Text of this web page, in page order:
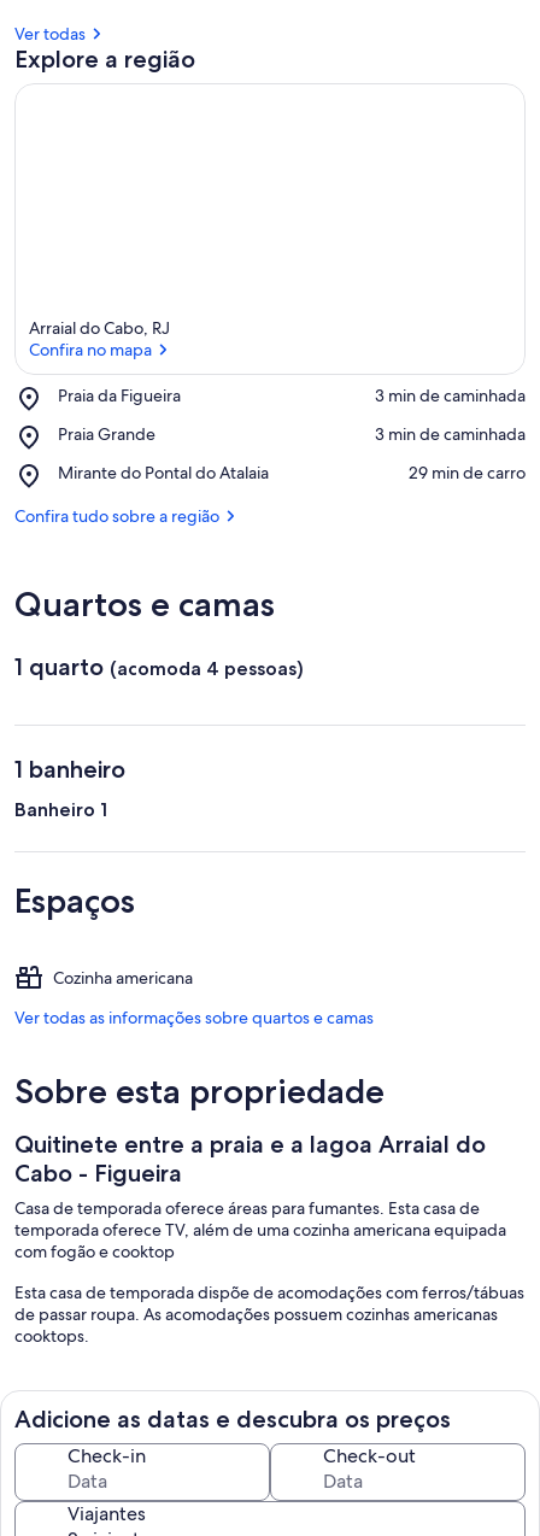
Ver todas
Explore a região
Arraial do Cabo, RJ
Confira no mapa
Praia da Figueira
Place,
da
‪3 min de caminhada‬
Praia Grande
Place,
Grande
‪3 min de caminhada‬
Mirante do Pontal do Atalaia
Place,
do
‪29 min de carro‬
Confira tudo sobre a região
Quartos e camas
1 quarto (acomoda 4 pessoas)
1 banheiro
Banheiro 1
Espaços
Cozinha americana
Ver todas as informações sobre quartos e camas
Sobre esta propriedade
Quitinete entre a praia e a lagoa Arraial do
Cabo - Figueira
Casa de temporada oferece áreas para fumantes. Esta casa de
temporada oferece TV, além de uma cozinha americana equipada
com fogão e cooktop
Esta casa de temporada dispõe de acomodações com ferros/tábuas
de passar roupa. As acomodações possuem cozinhas americanas
cooktops.
Adicione as datas e descubra os preços
Check-in Check-out
Viajantes